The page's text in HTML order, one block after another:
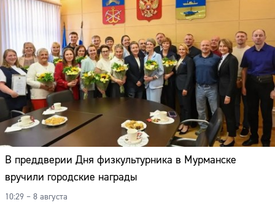
В преддверии Дня физкультурника в Мурманске
вручили городские награды
10:29 – 8 августа